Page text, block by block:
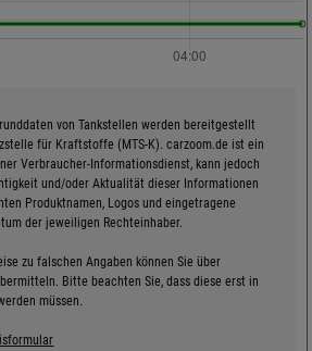
von Tankstellen werden bereitgestellt
für Kraftstoffe (MTS-K). carzoom.de ist ein
Verbraucher-Informationsdienst, kann jedoch
und/oder Aktualität dieser Informationen
Produktnamen, Logos und eingetragene
der jeweiligen Rechteinhaber.
zu falschen Angaben können Sie über
Bitte beachten Sie, dass diese erst in
müssen.